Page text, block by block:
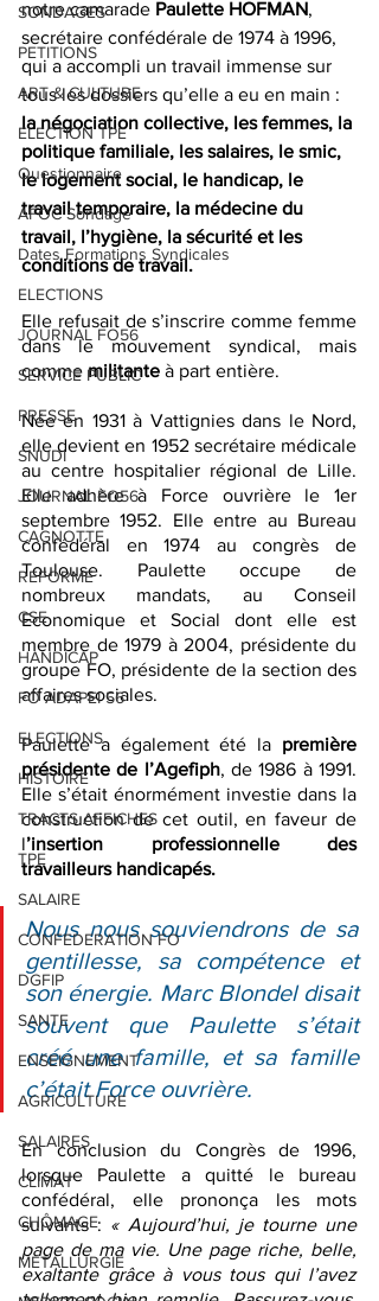
SONDAGES
PETITIONS
ART & CULTURE
ELECTION TPE
Questionnaire
AFOC Sondage
Dates Formations Syndicales
ELECTIONS
JOURNAL FO56
SERVICE PUBLIC
PRESSE
SNUDI
JOURNAL FO56
CAGNOTTE
REFORME
CSE
HANDICAP
FO ADAPEI 56
ELECTIONS
HISTOIRE
TRACTS AFFICHES
TPE
SALAIRE
CONFEDERATION FO
DGFIP
SANTE
ENSEIGNEMENT
AGRICULTURE
SALAIRES
CLIMAT
CHÔMAGE
METALLURGIE
notre camarade Paulette HOFMAN,
secrétaire confédérale de 1974 à 1996,
qui a accompli un travail immense sur
tous les dossiers qu’elle a eu en main :
la négociation collective, les femmes, la
politique familiale, les salaires, le smic,
le logement social, le handicap, le
travail temporaire, la médecine du
travail, l’hygiène, la sécurité et les
conditions de travail.
Elle refusait de s’inscrire comme femme
dans le mouvement syndical, mais
comme militante à part entière.
Née en 1931 à Vattignies dans le Nord,
elle devient en 1952 secrétaire médicale
au centre hospitalier régional de Lille.
Elle adhère à Force ouvrière le 1er
septembre 1952. Elle entre au Bureau
confédéral en 1974 au congrès de
Toulouse. Paulette occupe de
nombreux mandats, au Conseil
Economique et Social dont elle est
membre de 1979 à 2004, présidente du
groupe FO, présidente de la section des
affaires sociales.
Paulette a également été la première
présidente de l’Agefiph, de 1986 à 1991.
Elle s’était énormément investie dans la
construction de cet outil, en faveur de
l’insertion professionnelle des
travailleurs handicapés.
Nous nous souviendrons de sa
gentillesse, sa compétence et
son énergie. Marc Blondel disait
souvent que Paulette s’était
créé une famille, et sa famille
c’était Force ouvrière.
En conclusion du Congrès de 1996,
lorsque Paulette a quitté le bureau
confédéral, elle prononça les mots
suivants : « Aujourd’hui, je tourne une
page de ma vie. Une page riche, belle,
exaltante grâce à vous tous qui l’avez